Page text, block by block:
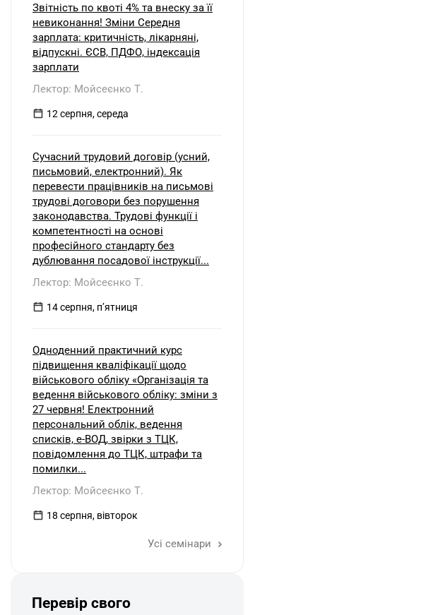
Звітність по квоті 4% та внеску за її
невиконання! Зміни Середня
зарплата: критичність, лікарняні,
відпускні. ЄСВ, ПДФО, індексація
зарплати
Лектор: Мойсеєнко Т.
12 серпня, середа
Сучасний трудовий договір (усний,
письмовий, електронний). Як
перевести працівників на письмові
трудові договори без порушення
законодавства. Трудові функції і
компетентності на основі
професійного стандарту без
дублювання посадової інструкції...
Лектор: Мойсеєнко Т.
14 серпня, пʼятниця
Одноденний практичний курс
підвищення кваліфікації щодо
військового обліку «Організація та
ведення військового обліку: зміни з
27 червня! Електронний
персональний облік, ведення
списків, е-ВОД, звірки з ТЦК,
повідомлення до ТЦК, штрафи та
помилки...
Лектор: Мойсеєнко Т.
18 серпня, вівторок
Усі семінари
Перевір свого